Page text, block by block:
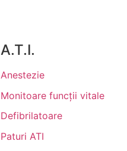
A.T.I.
Anestezie
Monitoare funcții vitale
Defibrilatoare
Paturi ATI